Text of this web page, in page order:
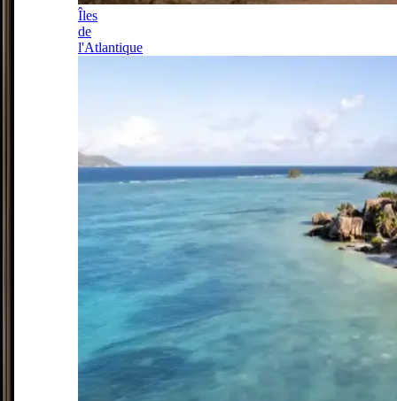
Îles
de
l'Atlantique